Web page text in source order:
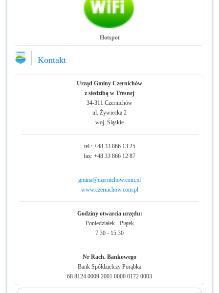
Hotspot
Kontakt
Urząd Gminy Czernichów
z siedzibą w Tresnej
34-311 Czernichów
ul. Żywiecka 2
woj. Śląskie
tel.: +48 33 866 13 25
fax: +48 33 866 12 87
gmina@czernichow.com.pl
www.czernichow.com.pl
Godziny otwarcia urzędu:
Poniedziałek - Piątek
7.30 - 15.30
Nr Rach. Bankowego
Bank Spółdzielczy Porąbka
68 8124 0009 2001 0000 0172 0003